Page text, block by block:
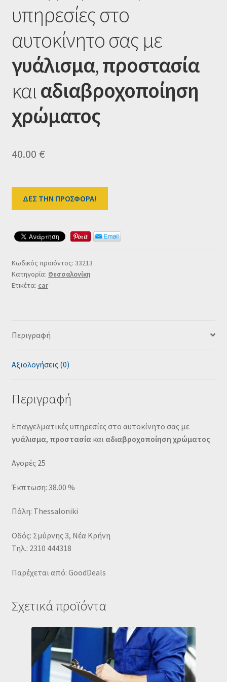
HOME
υπηρεσίες στο
αυτοκίνητο σας με
γυάλισμα,προστασία
καιαδιαβροχοποίηση
χρώματος
40.00 €
ΔΕΣ ΤΗΝ ΠΡΟΣΦΟΡΑ!
Κωδικός προϊόντος: 33213
Κατηγορία: Θεσσαλονίκη
Ετικέτα: car
Περιγραφή
Αξιολογήσεις (0)
Περιγραφή
Eπαγγελματικές υπηρεσίες στο αυτοκίνητο σας με
γυάλισμα, προστασία και αδιαβροχοποίηση χρώματος
Αγορές 25
Έκπτωση: 38.00 %
Πόλη: Thessaloniki
Οδός: Σμύρνης 3, Νέα Κρήνη
Τηλ.: 2310 444318
Παρέχεται από: GoodDeals
Σχετικά προϊόντα